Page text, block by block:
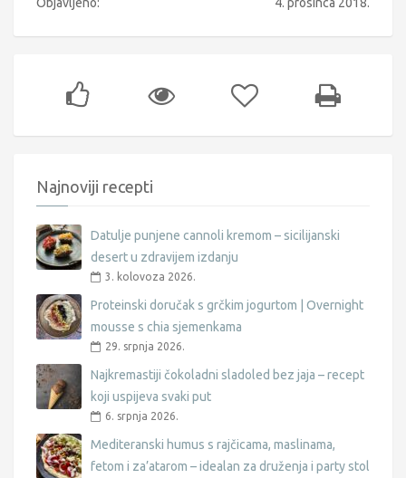
Najnoviji recepti
Datulje punjene cannoli kremom – sicilijanski
desert u zdravijem izdanju
3. kolovoza 2026.
Proteinski doručak s grčkim jogurtom | Overnight
mousse s chia sjemenkama
29. srpnja 2026.
Najkremastiji čokoladni sladoled bez jaja – recept
koji uspijeva svaki put
6. srpnja 2026.
Mediteranski humus s rajčicama, maslinama,
fetom i za’atarom – idealan za druženja i party stol